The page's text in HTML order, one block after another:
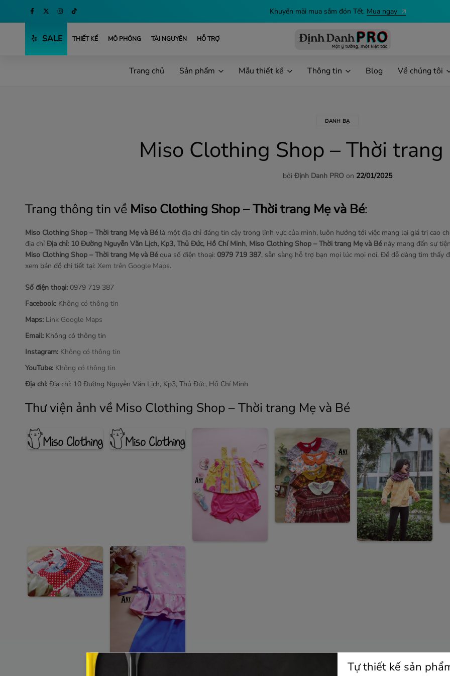
Mua ngay Khuyến mãi mua sắm đón Tết. Mua ngay
SALE THIẾT KẾ MÔ PHỎNG TÀI NGUYÊN HỖ TRỢ
Danh
vụ
Trang chủ Sản phẩm Mẫu thiết kế Thông tin Blog Về chúng tôi
DANH BẠ
Miso Clothing Shop – Thời trang
bởi Định Danh PRO on 22/01/2025
Trang thông tin về Miso Clothing Shop – Thời trang Mẹ và Bé:
Miso Clothing Shop – Thời trang Mẹ và Bélà một địa chỉ đáng tin cậy trong lĩnh vực của mình, luôn hướng tới việc mang lại giá trị cao
địa chỉ Địa chỉ: 10 Đường Nguyễn Văn Lịch, Kp3, Thủ Đức, Hồ Chí Minh, Miso Clothing Shop – Thời trang Mẹ và Bénày mang đến sự
Miso Clothing Shop – Thời trang Mẹ và Béqua số điện thoại: 0979 719 387, sẵn sàng hỗ trợ bạn mọi lúc mọi nơi. Để dễ dàng tìm thấy
xem bản đồ chi tiết tại: Xem trên Google Maps.
Số điện thoại: 0979 719 387
Facebook: Không có thông tin
Maps: Link Google Maps
Email: Không có thông tin
Instagram: Không có thông tin
YouTube: Không có thông tin
Địa chỉ: Địa chỉ: 10 Đường Nguyễn Văn Lịch, Kp3, Thủ Đức, Hồ Chí Minh
Thư viện ảnh về Miso Clothing Shop – Thời trang Mẹ và Bé
Tự thiết kế sản